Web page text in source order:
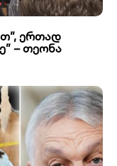
ერთად
– თეონა